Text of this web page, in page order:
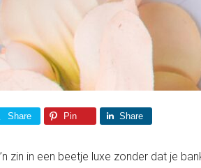
Share Pin Share
zin in een beetje luxe zonder dat je